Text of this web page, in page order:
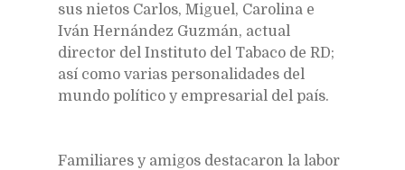
sus nietos Carlos, Miguel, Carolina e
Iván Hernández Guzmán, actual
director del Instituto del Tabaco de RD;
así como varias personalidades del
mundo político y empresarial del país.
Familiares y amigos destacaron la labor